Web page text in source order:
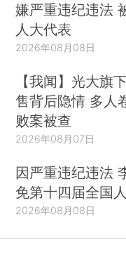
嫌严重违纪违法
人大代表
2026年08月08日
【我闻】光大旗
售背后隐情 多人
败案被查
2026年08月07日
因严重违纪违法
免第十四届全国
2026年08月08日